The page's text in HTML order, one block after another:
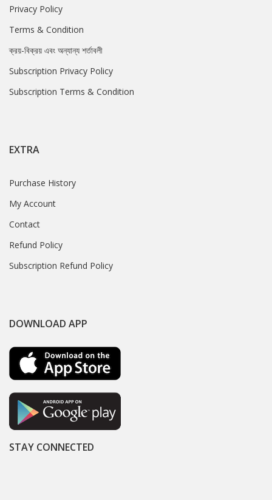
Privacy Policy
Terms & Condition
ক্রয়-বিক্রয় এবং অন্যান্য শর্তাবলী
Subscription Privacy Policy
Subscription Terms & Condition
EXTRA
Purchase History
My Account
Contact
Refund Policy
Subscription Refund Policy
DOWNLOAD APP
STAY CONNECTED